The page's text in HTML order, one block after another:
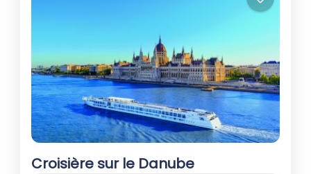
Croisière sur le Danube